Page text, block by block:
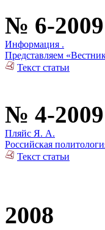
№ 6-2009
Информация .
Представляем
Текст статьи
№ 4-2009
Пляйс Я. А.
Российская
Текст статьи
2008